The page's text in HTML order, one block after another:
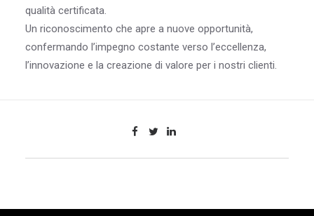
qualità certificata.
Un riconoscimento che apre a nuove opportunità,
confermando l’impegno costante verso l’eccellenza,
l’innovazione e la creazione di valore per i nostri clienti.